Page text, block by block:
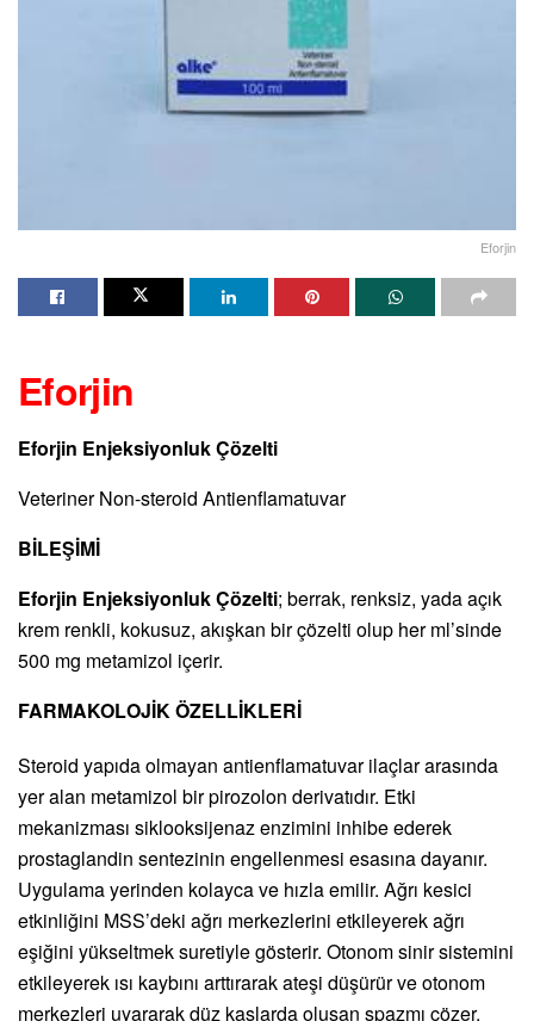
Eforjin
Eforjin
Eforjin Enjeksiyonluk Çözelti
Veteriner Non-steroid Antienflamatuvar
BİLEŞİMİ
Eforjin Enjeksiyonluk Çözelti; berrak, renksiz, yada açık
krem renkli, kokusuz, akışkan bir çözelti olup her ml’sinde
500 mg metamizol içerir.
FARMAKOLOJİK ÖZELLİKLERİ
Steroid yapıda olmayan antienflamatuvar ilaçlar arasında
yer alan metamizol bir pirozolon derivatıdır. Etki
mekanizması siklooksijenaz enzimini inhibe ederek
prostaglandin sentezinin engellenmesi esasına dayanır.
Uygulama yerinden kolayca ve hızla emilir. Ağrı kesici
etkinliğini MSS’deki ağrı merkezlerini etkileyerek ağrı
eşiğini yükseltmek suretiyle gösterir. Otonom sinir sistemini
etkileyerek ısı kaybını arttırarak ateşi düşürür ve otonom
merkezleri uyararak düz kaslarda oluşan spazmı çözer.